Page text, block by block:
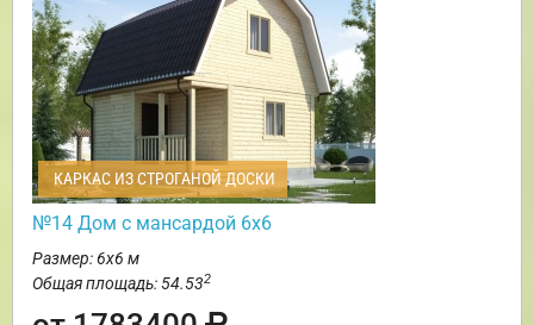
КАРКАС ИЗ СТРОГАНОЙ ДОСКИ
№14 Дом с мансардой 6х6
Размер: 6х6 м
Общая площадь: 54.532